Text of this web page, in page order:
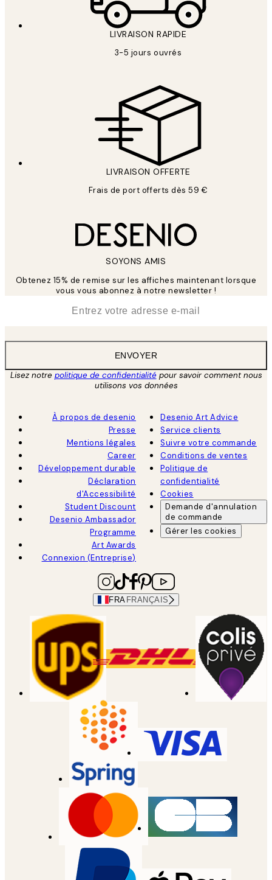
LIVRAISON RAPIDE
3-5 jours ouvrés
LIVRAISON OFFERTE
Frais de port offerts dès 59 €
SOYONS AMIS
Obtenez 15% de remise sur les affiches maintenant lorsque
vous vous abonnez à notre newsletter !
ENVOYER
Lisez notre politique de confidentialitépour savoir comment nous
utilisons vos données
À propos de desenio
Presse
Mentions légales
Career
Développement durable
Déclaration
d'Accessibilité
Student Discount
Desenio Ambassador
Programme
Art Awards
Connexion (Entreprise)
Desenio Art Advice
Service clients
Suivre votre commande
Conditions de ventes
Politique de
confidentialité
Cookies
Demande d'annulation
de commande
Gérer les cookies
FRA FRANÇAIS